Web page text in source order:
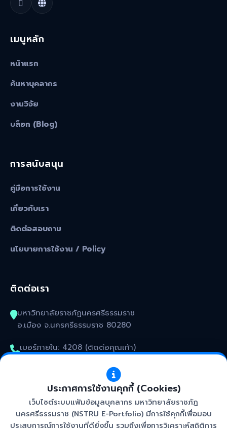
เมนูหลัก
หน้าแรก
ค้นหาบุคลากร
งานวิจัย
บล็อก (Blog)
การสนับสนุน
คู่มือการใช้งาน
เกี่ยวกับเรา
ติดต่อสอบถาม
นโยบายการใช้งาน / Policy
ติดต่อเรา
มหาวิทยาลัยราชภัฏนครศรีธรรมราช
อ.เมือง จ.นครศรีธรรมราช 80280
เบอร์ภายใน: 4208 (ติดต่อคุณเก้า)
kunakorn_won@nstru.ac.th
ประกาศการใช้งานคุกกี้ (Cookies)
เว็บไซต์ระบบแฟ้มข้อมูลบุคลากร มหาวิทยาลัยราชภัฏ
นครศรีธรรมราช (NSTRU E-Portfolio) มีการใช้คุกกี้เพื่อมอบ
ประสบการณ์การใช้งานที่ดียิ่งขึ้น รวมถึงเพื่อการวิเคราะห์สถิติการ